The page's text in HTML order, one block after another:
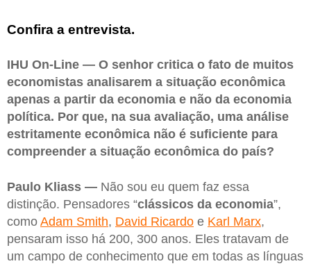
Confira a entrevista.
IHU On-Line — O senhor critica o fato de muitos
economistas analisarem a situação econômica
apenas a partir da economia e não da economia
política. Por que, na sua avaliação, uma análise
estritamente econômica não é suficiente para
compreender a situação econômica do país?
Paulo Kliass — Não sou eu quem faz essa
distinção. Pensadores “clássicos da economia”,
como Adam Smith, David Ricardo e Karl Marx,
pensaram isso há 200, 300 anos. Eles tratavam de
um campo de conhecimento que em todas as línguas